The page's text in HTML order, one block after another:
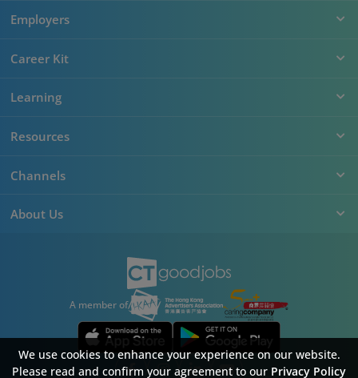
Employers
Career Kit
Learning
Resources
Channels
About Us
A member of
We use cookies to enhance your experience on our website.
Please read and confirm your agreement to our Privacy Policy